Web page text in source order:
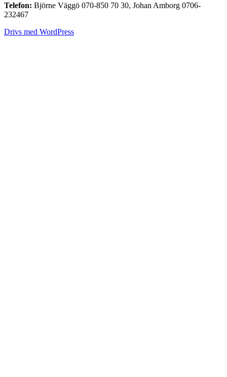
Telefon: Björne Väggö 070-850 70 30‬, Johan Amborg 0706-
232467
Drivs med WordPress